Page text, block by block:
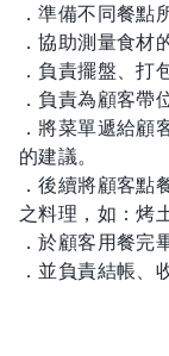
．準備不同餐點
．協助測量食材
．負責擺盤、打
．負責為顧客帶
．將菜單遞給顧
的建議。
．後續將顧客點
之料理，如：烤
．於顧客用餐完
．並負責結帳、